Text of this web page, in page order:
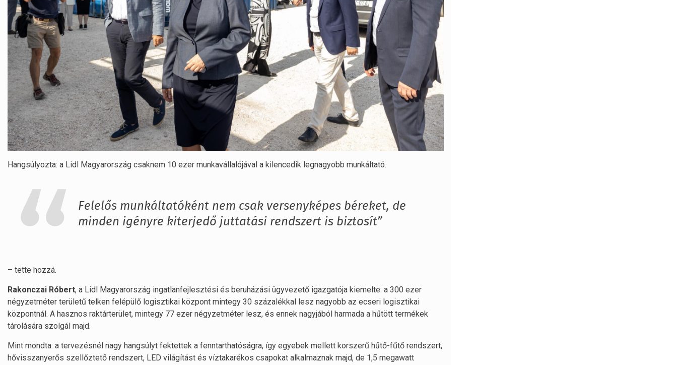
Hangsúlyozta: a Lidl Magyarország csaknem 10 ezer munkavállalójával a kilencedik legnagyobb munkáltató.
Felelős munkáltatóként nem csak versenyképes béreket, de
minden igényre kiterjedő juttatási rendszert is biztosít”
– tette hozzá.
Rakonczai Róbert, a Lidl Magyarország ingatlanfejlesztési és beruházási ügyvezető igazgatója kiemelte: a 300 ezer
négyzetméter területű telken felépülő logisztikai központ mintegy 30 százalékkal lesz nagyobb az ecseri logisztikai
központnál. A hasznos raktárterület, mintegy 77 ezer négyzetméter lesz, és ennek nagyjából harmada a hűtött termékek
tárolására szolgál majd.
Mint mondta: a tervezésnél nagy hangsúlyt fektettek a fenntarthatóságra, így egyebek mellett korszerű hűtő-fűtő rendszert,
hővisszanyerős szellőztető rendszert, LED világítást és víztakarékos csapokat alkalmaznak majd, de 1,5 megawatt